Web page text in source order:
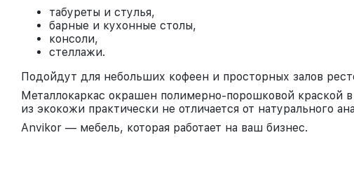
табуреты и стулья,
барные и кухонные столы,
консоли,
стеллажи.
Подойдут для небольших кофеен и просторных залов
Металлокаркас окрашен полимерно-порошковой
из экокожи практически не отличается от натурального
Anvikor — мебель, которая работает на ваш бизнес.